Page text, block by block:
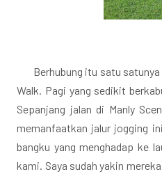
Berhubung itu satu
Walk. Pagi yang sedikit
Sepanjang jalan di Manly
memanfaatkan jalur jogging
bangku yang menghadap ke
kami. Saya sudah yakin